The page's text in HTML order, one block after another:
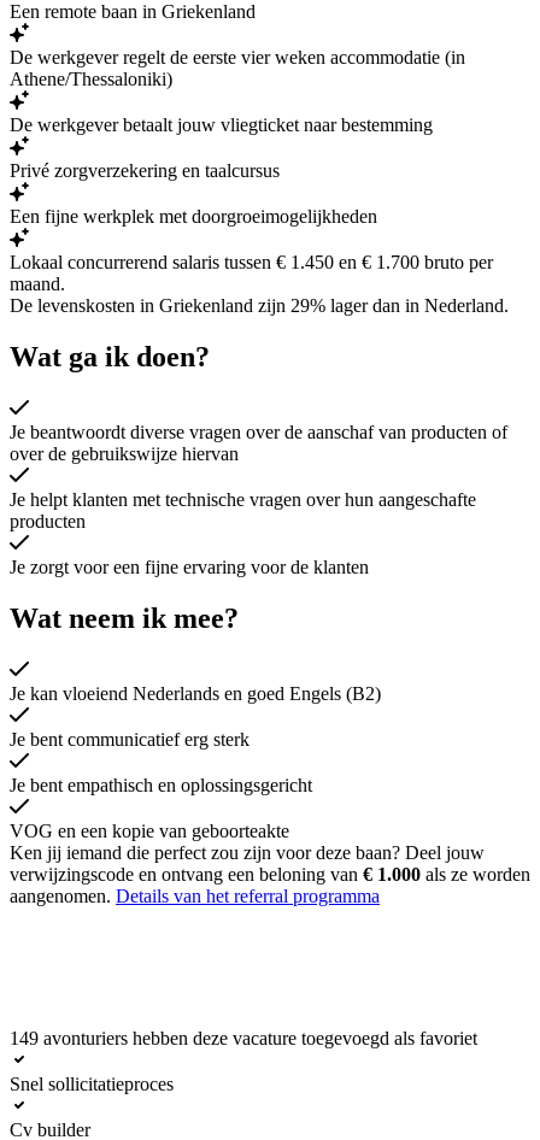
Een remote baan in Griekenland
De werkgever regelt de eerste vier weken accommodatie (in
Athene/Thessaloniki)
De werkgever betaalt jouw vliegticket naar bestemming
Privé zorgverzekering en taalcursus
Een fijne werkplek met doorgroeimogelijkheden
Lokaal concurrerend salaris tussen € 1.450 en € 1.700 bruto per
maand.
De levenskosten in Griekenland zijn 29% lagerdan in Nederland.
Wat ga ik doen?
Je beantwoordt diverse vragen over de aanschaf van producten of
over de gebruikswijze hiervan
Je helpt klanten met technische vragen over hun aangeschafte
producten
Je zorgt voor een fijne ervaring voor de klanten
Wat neem ik mee?
Je kan vloeiend Nederlands en goed Engels (B2)
Je bent communicatief erg sterk
Je bent empathisch en oplossingsgericht
VOG en een kopie van geboorteakte
Ken jij iemand die perfect zou zijn voor deze baan? Deel jouw
verwijzingscode en ontvang een beloning van € 1.000 als ze worden
aangenomen. Details van het referral programma
Solliciteer nu
149 avonturiers hebben deze vacature toegevoegd als favoriet
Snel sollicitatieproces
Cv builder